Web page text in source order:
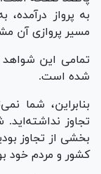
به پرواز
مسیر پروازی
تمامی این
شده است.
بنابراین، شما
تجاوز
بخشی از تجاوز
کشور و مردم خود